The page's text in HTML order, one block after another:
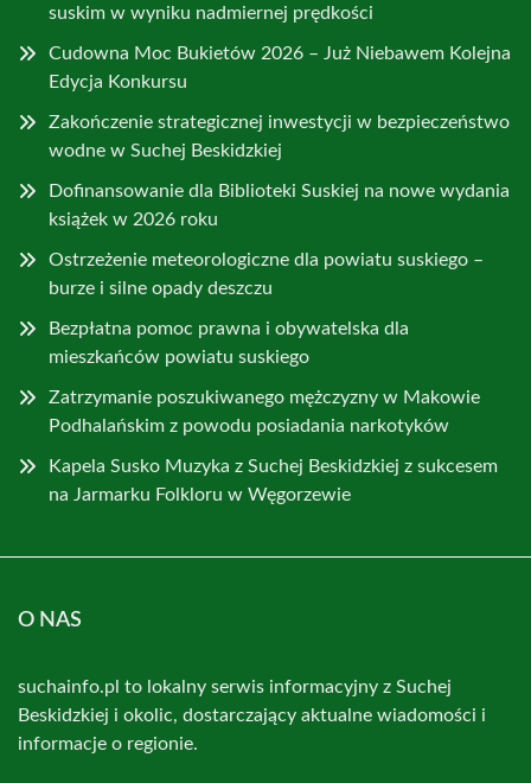
suskim w wyniku nadmiernej prędkości
Cudowna Moc Bukietów 2026 – Już Niebawem Kolejna
Edycja Konkursu
Zakończenie strategicznej inwestycji w bezpieczeństwo
wodne w Suchej Beskidzkiej
Dofinansowanie dla Biblioteki Suskiej na nowe wydania
książek w 2026 roku
Ostrzeżenie meteorologiczne dla powiatu suskiego –
burze i silne opady deszczu
Bezpłatna pomoc prawna i obywatelska dla
mieszkańców powiatu suskiego
Zatrzymanie poszukiwanego mężczyzny w Makowie
Podhalańskim z powodu posiadania narkotyków
Kapela Susko Muzyka z Suchej Beskidzkiej z sukcesem
na Jarmarku Folkloru w Węgorzewie
O NAS
suchainfo.pl to lokalny serwis informacyjny z Suchej
Beskidzkiej i okolic, dostarczający aktualne wiadomości i
informacje o regionie.